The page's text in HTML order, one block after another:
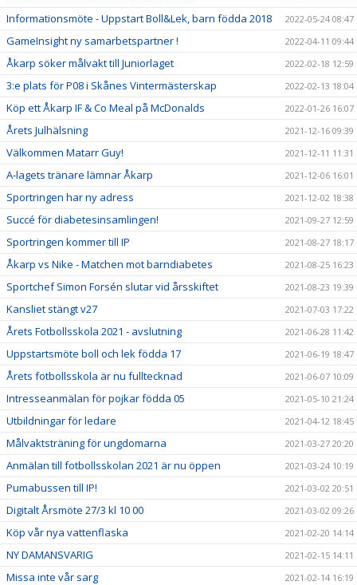
Informationsmöte - Uppstart Boll&Lek, barn födda 2018 2022-05-24 08:47
GameInsight ny samarbetspartner ! 2022-04-11 09:44
Åkarp söker målvakt till Juniorlaget 2022-02-18 12:59
3:e plats för P08 i Skånes Vintermästerskap 2022-02-13 18:04
Köp ett Åkarp IF & Co Meal på McDonalds 2022-01-26 16:07
Årets Julhälsning 2021-12-16 09:39
Välkommen Matarr Guy! 2021-12-11 11:31
A-lagets tränare lämnar Åkarp 2021-12-06 16:01
Sportringen har ny adress 2021-12-02 18:38
Succé för diabetesinsamlingen! 2021-09-27 12:59
Sportringen kommer till IP 2021-08-27 18:17
Åkarp vs Nike - Matchen mot barndiabetes 2021-08-25 16:23
Sportchef Simon Forsén slutar vid årsskiftet 2021-08-23 19:39
Kansliet stängt v27 2021-07-03 17:22
Årets Fotbollsskola 2021 - avslutning 2021-06-28 11:42
Uppstartsmöte boll och lek födda 17 2021-06-19 18:47
Årets fotbollsskola är nu fulltecknad 2021-06-07 10:09
Intresseanmälan för pojkar födda 05 2021-05-10 21:24
Utbildningar för ledare 2021-04-12 18:45
Målvaktsträning för ungdomarna 2021-03-27 20:20
Anmälan till fotbollsskolan 2021 är nu öppen 2021-03-24 10:19
Pumabussen till IP! 2021-03-02 20:51
Digitalt Årsmöte 27/3 kl 10 00 2021-03-02 09:26
Köp vår nya vattenflaska 2021-02-20 14:14
NY DAMANSVARIG 2021-02-15 14:11
Missa inte vår sarg 2021-02-14 16:19